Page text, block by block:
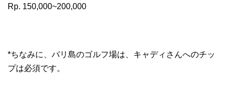
Rp. 150,000~200,000
*ちなみに、バリ島のゴルフ場は、キャディさんへのチッ
プは必須です。